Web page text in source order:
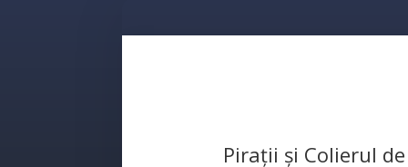
Pirații și Colierul